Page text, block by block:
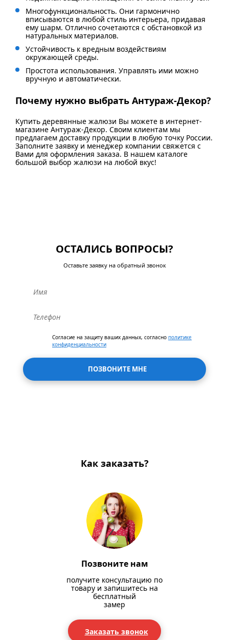
Многофункциональность. Они гармонично
вписываются в любой стиль интерьера, придавая
ему шарм. Отлично сочетаются с обстановкой из
натуральных материалов.
Устойчивость к вредным воздействиям
окружающей среды.
Простота использования. Управлять ими можно
вручную и автоматически.
Почему нужно выбрать Антураж-Декор?
Купить деревянные жалюзи Вы можете в интернет-
магазине Антураж-Декор. Своим клиентам мы
предлагаем доставку продукции в любую точку России.
Заполните заявку и менеджер компании свяжется с
Вами для оформления заказа. В нашем каталоге
большой выбор жалюзи на любой вкус!
ОСТАЛИСЬ ВОПРОСЫ?
Оставьте заявку на обратный звонок
Согласие на защиту ваших данных, согласно политике
конфиденциальности
ПОЗВОНИТЕ МНЕ
Как заказать?
Позвоните нам
получите консультацию по
товару и запишитесь на
бесплатный
замер
Заказать звонок